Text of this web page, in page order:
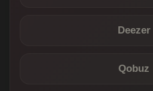
Deezer
Qobuz